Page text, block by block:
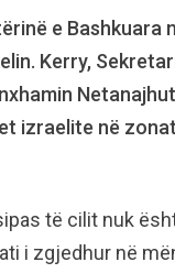
e Bashkuara
Kerry,
izraelite në
të cilit nuk
i zgjedhur në